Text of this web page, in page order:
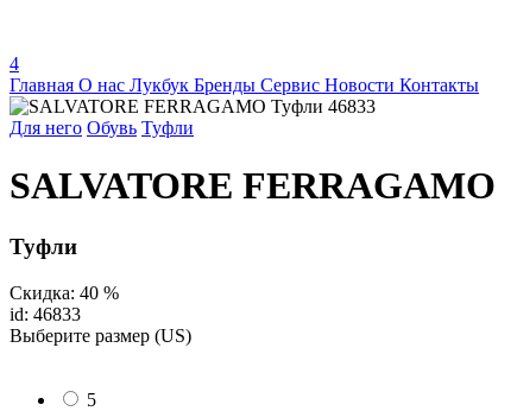
4
Главная О нас Лукбук Бренды Сервис Новости Контакты
Для него Обувь Туфли
SALVATORE FERRAGAMO
Туфли
Скидка: 40 %
id: 46833
Выберите размер (US)
5